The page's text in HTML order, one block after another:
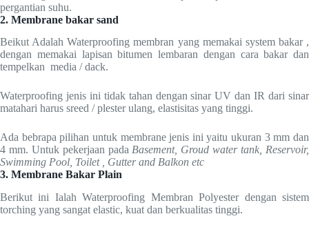
pergantian suhu.
2. Membrane bakar sand
Beikut Adalah Waterproofing membran yang memakai system bakar ,
dengan memakai lapisan bitumen lembaran dengan cara bakar dan
tempelkan media / dack.
Waterproofing jenis ini tidak tahan dengan sinar UV dan IR dari sinar
matahari harus sreed / plester ulang, elastisitas yang tinggi.
Ada bebrapa pilihan untuk membrane jenis ini yaitu ukuran 3 mm dan
4 mm. Untuk pekerjaan pada Basement, Groud water tank, Reservoir,
Swimming Pool, Toilet , Gutter and Balkon etc
3. Membrane Bakar Plain
Berikut ini Ialah Waterproofing Membran Polyester dengan sistem
torching yang sangat elastic, kuat dan berkualitas tinggi.